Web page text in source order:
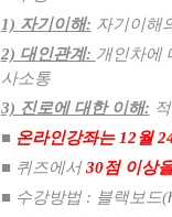
1) 자기이해:
자기이해
2) 대인관계: 개인차에
사소통
3) 진로에 대한 이해:
​■ 온라인강좌는12월
■ 퀴즈에서30점 이상
■ 수강방법 : 블랙보드(